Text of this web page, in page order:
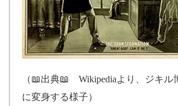
（📖出典📖 Wikipediaより、ジキル
に変身する様子）